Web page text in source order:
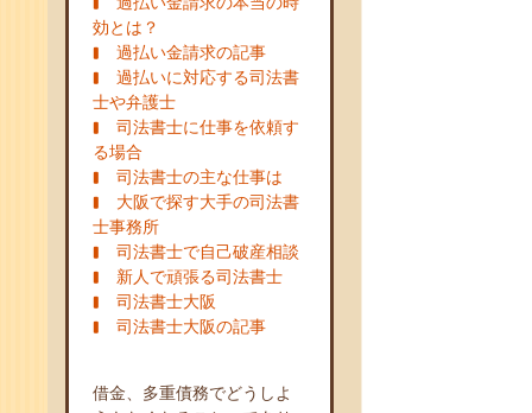
効とは？
過払い金請求の記事
過払いに対応する司法書
士や弁護士
司法書士に仕事を依頼す
る場合
司法書士の主な仕事は
大阪で探す大手の司法書
士事務所
司法書士で自己破産相談
新人で頑張る司法書士
司法書士大阪
司法書士大阪の記事
借金、多重債務でどうしよ